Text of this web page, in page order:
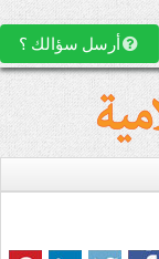
أرسل سؤالك ؟